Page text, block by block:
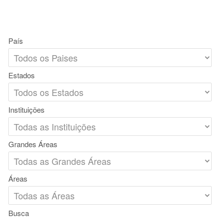
País
Estados
Instituições
Grandes Áreas
Áreas
Busca